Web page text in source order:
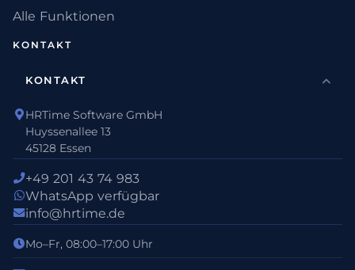
Alle Funktionen
KONTAKT
KONTAKT
HRTime Software GmbH
Huyssenallee 13
45128 Essen
+49 201 43 74 983
WhatsApp verfügbar
info@hrtime.de
Mo–Fr, 08:00–17:00 Uhr